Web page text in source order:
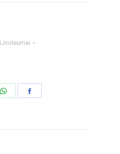
Linoleumai
Share